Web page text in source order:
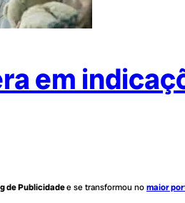
em
de Publicidadee se transformou nomaior